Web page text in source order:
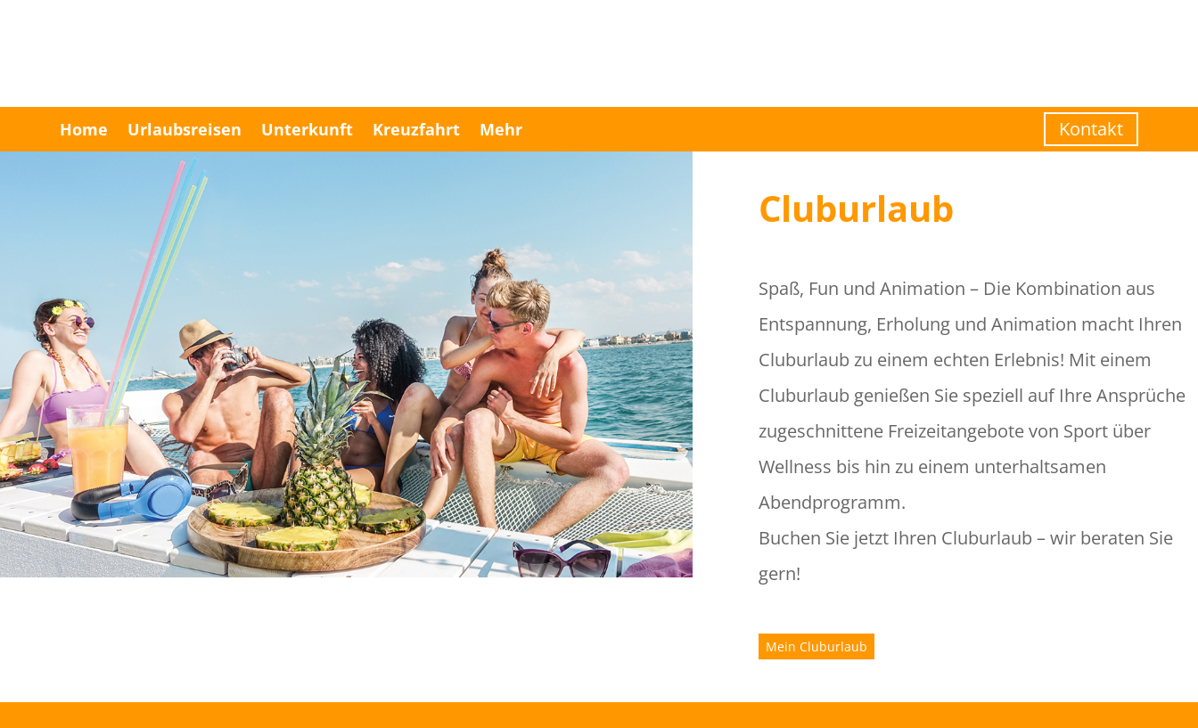
Home Urlaubsreisen Unterkunft Kreuzfahrt Mehr Kontakt
Cluburlaub
Spaß, Fun und Animation – Die Kombination aus
Entspannung, Erholung und Animation macht Ihren
Cluburlaub zu einem echten Erlebnis! Mit einem
Cluburlaub genießen Sie speziell auf Ihre Ansprüche
zugeschnittene Freizeitangebote von Sport über
Wellness bis hin zu einem unterhaltsamen
Abendprogramm.
Buchen Sie jetzt Ihren Cluburlaub – wir beraten Sie
gern!
Mein Cluburlaub